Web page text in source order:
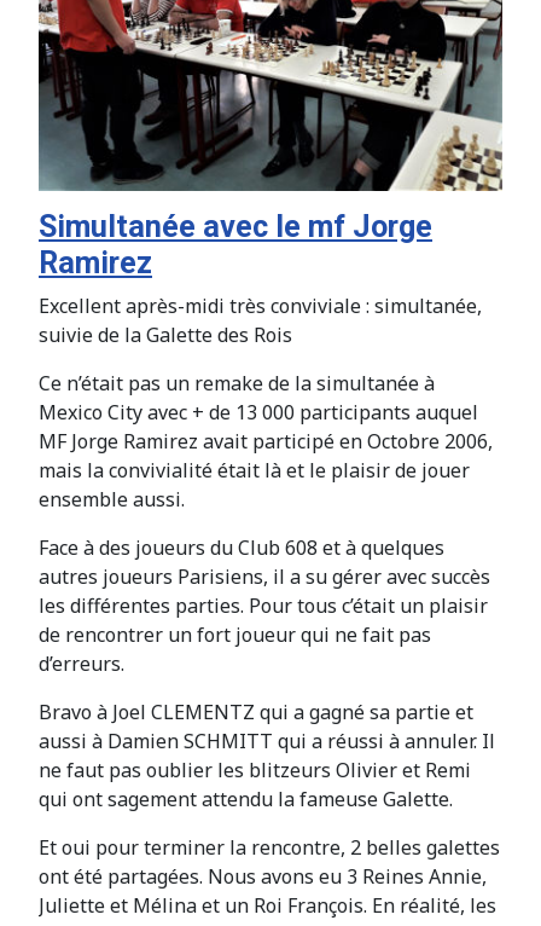
Simultanée avec le mf Jorge
Ramirez
Excellent après-midi très conviviale : simultanée,
suivie de la Galette des Rois
Ce n’était pas un remake de la simultanée à
Mexico City avec + de 13 000 participants auquel
MF Jorge Ramirez avait participé en Octobre 2006,
mais la convivialité était là et le plaisir de jouer
ensemble aussi.
Face à des joueurs du Club 608 et à quelques
autres joueurs Parisiens, il a su gérer avec succès
les différentes parties. Pour tous c’était un plaisir
de rencontrer un fort joueur qui ne fait pas
d’erreurs.
Bravo à Joel CLEMENTZ qui a gagné sa partie et
aussi à Damien SCHMITT qui a réussi à annuler. Il
ne faut pas oublier les blitzeurs Olivier et Remi
qui ont sagement attendu la fameuse Galette.
Et oui pour terminer la rencontre, 2 belles galettes
ont été partagées. Nous avons eu 3 Reines Annie,
Juliette et Mélina et un Roi François. En réalité, les